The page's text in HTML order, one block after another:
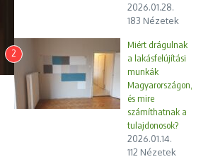
2026.01.28.
183 Nézetek
2
Miért drágulnak
a lakásfelújítási
munkák
Magyarországon,
és mire
számíthatnak a
tulajdonosok?
2026.01.14.
112 Nézetek